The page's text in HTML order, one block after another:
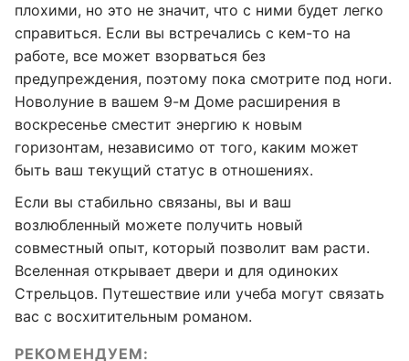
плохими, но это не значит, что с ними будет легко
справиться. Если вы встречались с кем-то на
работе, все может взорваться без
предупреждения, поэтому пока смотрите под ноги.
Новолуние в вашем 9-м Доме расширения в
воскресенье сместит энергию к новым
горизонтам, независимо от того, каким может
быть ваш текущий статус в отношениях.
Если вы стабильно связаны, вы и ваш
возлюбленный можете получить новый
совместный опыт, который позволит вам расти.
Вселенная открывает двери и для одиноких
Стрельцов. Путешествие или учеба могут связать
вас с восхитительным романом.
РЕКОМЕНДУЕМ: